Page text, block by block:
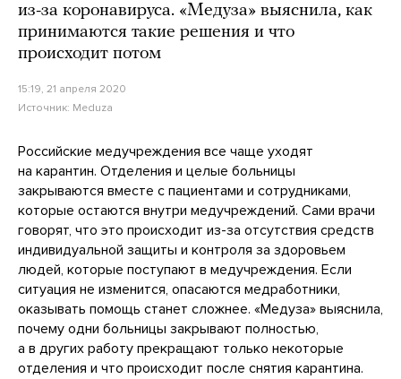
из-за коронавируса. «Медуза» выяснила, как
принимаются такие решения и что
происходит потом
15:19, 21 апреля 2020
Источник: Meduza
Российские медучреждения все чаще уходят
на карантин. Отделения и целые больницы
закрываются вместе с пациентами и сотрудниками,
которые остаются внутри медучреждений. Сами врачи
говорят, что это происходит из-за отсутствия средств
индивидуальной защиты и контроля за здоровьем
людей, которые поступают в медучреждения. Если
ситуация не изменится, опасаются медработники,
оказывать помощь станет сложнее. «Медуза» выяснила,
почему одни больницы закрывают полностью,
а в других работу прекращают только некоторые
отделения и что происходит после снятия карантина.